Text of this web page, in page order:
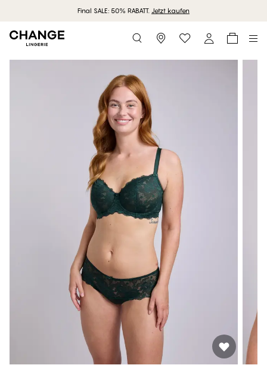
Final SALE: 50% RABATT. Jetzt kaufen
Storefinder